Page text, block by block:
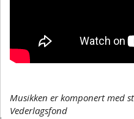
Musikken er komponert med
Vederlagsfond